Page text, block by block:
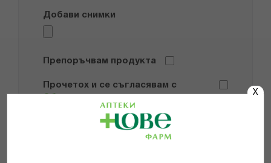
X
Добави снимки
Препоръчвам продукта
Прочетох и се съгласявам с
поверителност *